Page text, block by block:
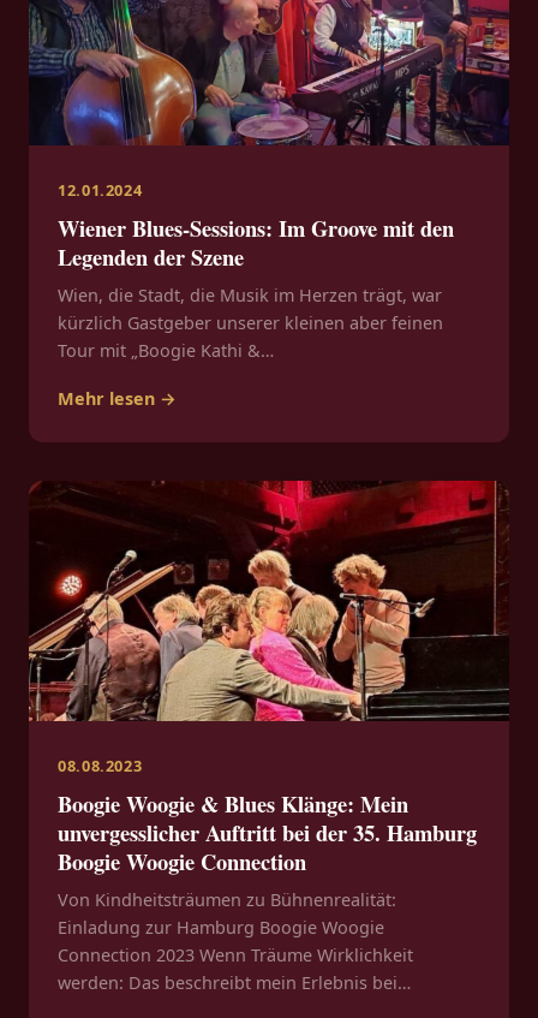
12.01.2024
Wiener Blues-Sessions: Im Groove mit den
Legenden der Szene
Wien, die Stadt, die Musik im Herzen trägt, war
kürzlich Gastgeber unserer kleinen aber feinen
Tour mit „Boogie Kathi &…
Mehr lesen →
08.08.2023
Boogie Woogie & Blues Klänge: Mein
unvergesslicher Auftritt bei der 35. Hamburg
Boogie Woogie Connection
Von Kindheitsträumen zu Bühnenrealität:
Einladung zur Hamburg Boogie Woogie
Connection 2023 Wenn Träume Wirklichkeit
werden: Das beschreibt mein Erlebnis bei…